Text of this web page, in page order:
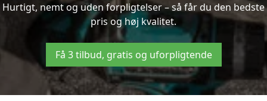
Hurtigt, nemt og uden forpligtelser – så får du den bedste
pris og høj kvalitet.
Få 3 tilbud, gratis og uforpligtende